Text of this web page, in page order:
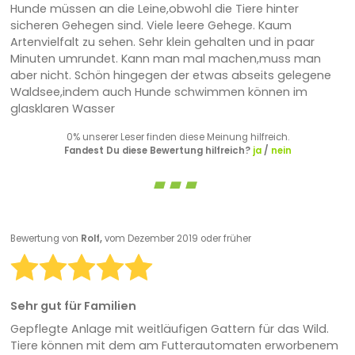
Hunde müssen an die Leine,obwohl die Tiere hinter
sicheren Gehegen sind. Viele leere Gehege. Kaum
Artenvielfalt zu sehen. Sehr klein gehalten und in paar
Minuten umrundet. Kann man mal machen,muss man
aber nicht. Schön hingegen der etwas abseits gelegene
Waldsee,indem auch Hunde schwimmen können im
glasklaren Wasser
0% unserer Leser finden diese Meinung hilfreich.
Fandest Du diese Bewertung hilfreich? ja/ nein
Bewertung von Rolf,vom Dezember 2019 oder früher
Sehr gut für Familien
Gepflegte Anlage mit weitläufigen Gattern für das Wild.
Tiere können mit dem am Futterautomaten erworbenem